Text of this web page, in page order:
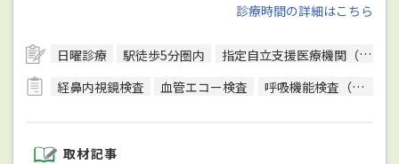
診療時間の詳細はこちら
日曜診療 駅徒歩5分圏内
指定自立支援医療機関（精神通院医療）
経鼻内視鏡検査
血管エコー検査 呼吸機能検査（スパイロメトリー）
取材記事